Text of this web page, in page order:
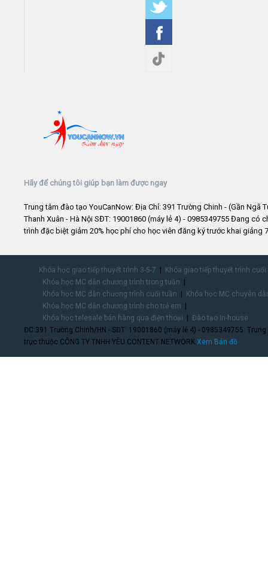
Hãy để chúng tôi giúp bạn làm được ngay
Trung tâm đào tạo YouCanNow: Địa Chỉ: 391 Trường Chinh - (Gần Ngã
Thanh Xuân - Hà Nội SĐT: 19001860 (máy lẻ 4) - 0985349755 Đang có
trình đặc biệt giảm 20% học phí cho học viên đăng ký trước khai giảng
Khóa học giao tiếp thuyết trình 3-5-7
Khóa giao tiếp thuyết trình
Khóa học MC dẫn chương trình trong tuần
Khóa học MC dẫn chương trình cuối tuần
Khóa học MC chuyên
Khóa học MC dẫn chương trình cho trẻ em
Khóa học telesale bán hàng qua điện thoại
Đào tạo In-house
ĐC:391 Trường Chinh/HN - SĐT: 19001860 (máy lẻ 4) - 0985349755.
trực thuộc CÔNG TY TNHH YÊU CONTENT NETWORK. Xem Bản đồ